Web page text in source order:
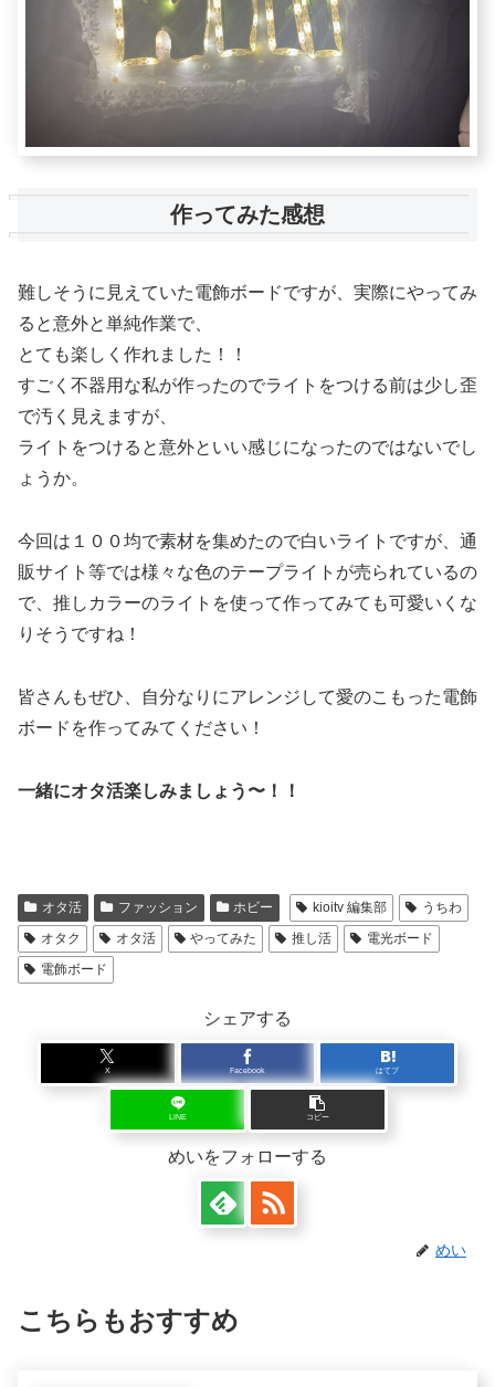
作ってみた感想
難しそうに見えていた電飾ボードですが、実際にやってみ
ると意外と単純作業で、
とても楽しく作れました！！
すごく不器用な私が作ったのでライトをつける前は少し歪
で汚く見えますが、
ライトをつけると意外といい感じになったのではないでし
ょうか。
今回は１００均で素材を集めたので白いライトですが、通
販サイト等では様々な色のテープライトが売られているの
で、推しカラーのライトを使って作ってみても可愛いくな
りそうですね！
皆さんもぜひ、自分なりにアレンジして愛のこもった電飾
ボードを作ってみてください！
一緒にオタ活楽しみましょう〜！！
オタ活 ファッション ホビー kioitv 編集部
うちわ
オタク
オタ活 やってみた 推し活
電光ボード
電飾ボード
シェアする
X Facebook はてブ
LINE コピー
めいをフォローする
めい
こちらもおすすめ